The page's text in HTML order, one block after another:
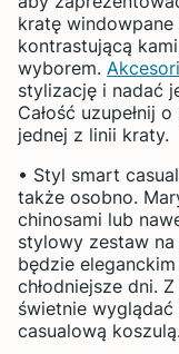
kratę
kontrastującą
wyborem.
stylizację i nadać
Całość uzupełnij
jednej z linii kraty.
• Styl smart
także osobno.
chinosami lub
stylowy zestaw
będzie
chłodniejsze dni.
świetnie
casualową koszulą.